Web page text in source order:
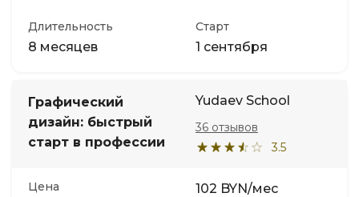
Длительность
8 месяцев
Старт
1 сентября
Графический
дизайн: быстрый
старт в профессии
Yudaev School
3.5
36 отзывов
Цена 102 BYN/мес